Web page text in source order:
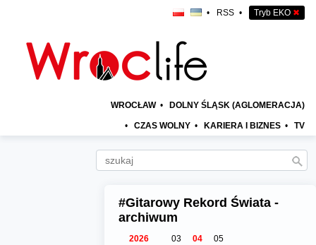
• RSS • Tryb EKO ✖
WROCŁAW • DOLNY ŚLĄSK (AGLOMERACJA)
• CZAS WOLNY • KARIERA I BIZNES • TV
#Gitarowy Rekord Świata -
archiwum
2026 03 04
05